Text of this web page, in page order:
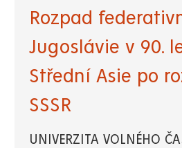
Rozpad
Jugoslávie v 90.
Střední Asie po
SSSR
UNIVERZITA VOLNÉHO